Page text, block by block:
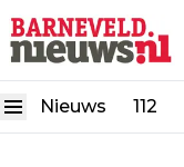
Nieuws 112